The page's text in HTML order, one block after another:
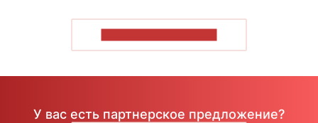
У вас есть партнерское предложение?